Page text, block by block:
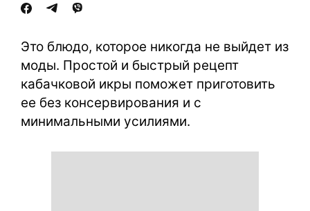
Это блюдо, которое никогда не выйдет из
моды. Простой и быстрый рецепт
кабачковой икры поможет приготовить
ее без консервирования и с
минимальными усилиями.